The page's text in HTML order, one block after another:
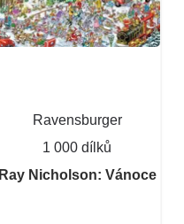
Ravensburger
1 000 dílků
Ray Nicholson: Vánoce